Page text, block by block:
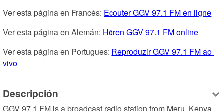
Ver esta página en Francés: Ecouter GGV 97.1 FM en ligne
Ver esta página en Alemán: Hören GGV 97.1 FM online
Ver esta página en Portugues: Reproduzir GGV 97.1 FM ao
vivo
Descripción
GGV 97.1 FM is a broadcast radio station from Meru, Kenya,